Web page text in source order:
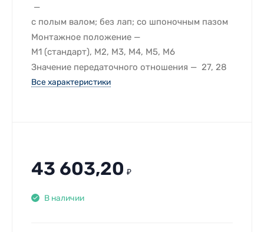
с полым валом; без лап; со шпоночным пазом
Монтажное положение
M1 (стандарт), M2, M3, M4, M5, M6
Значение передаточного отношения
27, 28
Все характеристики
43 603,20 ₽
В наличии